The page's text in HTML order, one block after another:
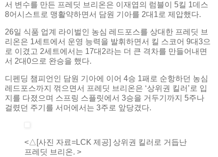
서 변수를 만든 프레딧 브리온은 이재엽의 럼블이 5킬 1데스
8어시스트로 맹활약하면서 담원 기아를 2대1로 제압했다.
26일 식품 업계 라이벌인 농심 레드포스를 상대한 프레딧 브
리온은 1세트에서 운영 능력을 발휘하면서 킬 스코어 9대3으
로 이겼고 2세트에서는 17대2라는 더 큰 격차를 만들어내면
서 2대0으로 완승을 했다.
디펜딩 챔피언인 담원 기아에 이어 4승 1패로 순항하던 농심
레드포스까지 꺾으면서 프레딧 브리온은 ‘상위권 킬러’로 입
지를 다졌으며 스프링 스플릿에서 3승을 거두기까지 5주나
걸렸던 주기를 서머에서는 3주로 앞당겼다.
<△[사진 자료=LCK 제공] 상위권 킬러로 거듭난
프레딧 브리온. >